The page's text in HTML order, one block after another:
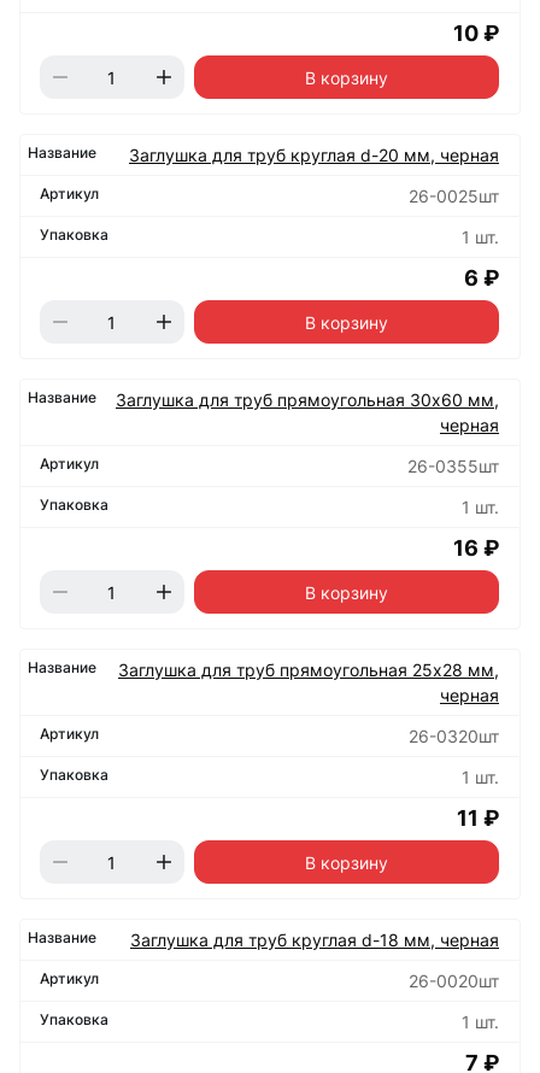
10 ₽
В корзину
Заглушка для труб круглая d-20 мм, черная
26-0025шт
1 шт.
6 ₽
В корзину
Заглушка для труб прямоугольная 30х60 мм,
черная
26-0355шт
1 шт.
16 ₽
В корзину
Заглушка для труб прямоугольная 25х28 мм,
черная
26-0320шт
1 шт.
11 ₽
В корзину
Заглушка для труб круглая d-18 мм, черная
26-0020шт
1 шт.
7 ₽